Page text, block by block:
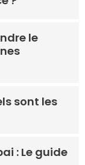
le
sont les
: Le guide